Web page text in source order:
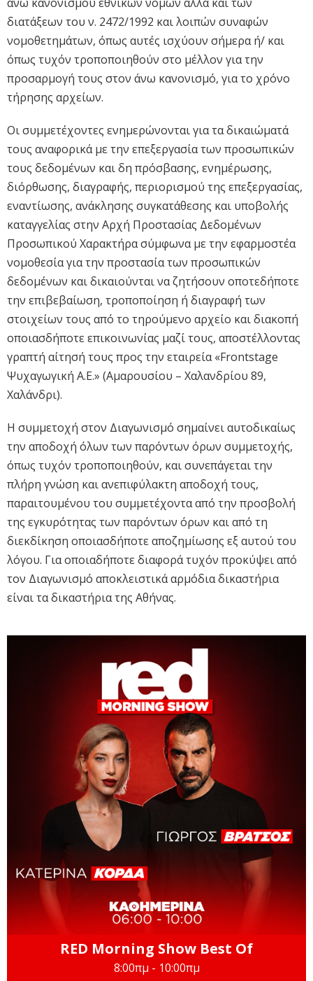
διατάξεων του ν. 2472/1992 και λοιπών συναφών
νομοθετημάτων, όπως αυτές ισχύουν σήμερα ή/ και
όπως τυχόν τροποποιηθούν στο μέλλον για την
προσαρμογή τους στον άνω κανονισμό, για το χρόνο
τήρησης αρχείων.
Οι συμμετέχοντες ενημερώνονται για τα δικαιώματά
τους αναφορικά με την επεξεργασία των προσωπικών
τους δεδομένων και δη πρόσβασης, ενημέρωσης,
διόρθωσης, διαγραφής, περιορισμού της επεξεργασίας,
εναντίωσης, ανάκλησης συγκατάθεσης και υποβολής
καταγγελίας στην Αρχή Προστασίας Δεδομένων
Προσωπικού Χαρακτήρα σύμφωνα με την εφαρμοστέα
νομοθεσία για την προστασία των προσωπικών
δεδομένων και δικαιούνται να ζητήσουν οποτεδήποτε
την επιβεβαίωση, τροποποίηση ή διαγραφή των
στοιχείων τους από το τηρούμενο αρχείο και διακοπή
οποιασδήποτε επικοινωνίας μαζί τους, αποστέλλοντας
γραπτή αίτησή τους προς την εταιρεία «Frontstage
Ψυχαγωγική Α.Ε.» (Αμαρουσίου – Χαλανδρίου 89,
Χαλάνδρι).
Η συμμετοχή στον Διαγωνισμό σημαίνει αυτοδικαίως
την αποδοχή όλων των παρόντων όρων συμμετοχής,
όπως τυχόν τροποποιηθούν, και συνεπάγεται την
πλήρη γνώση και ανεπιφύλακτη αποδοχή τους,
παραιτουμένου του συμμετέχοντα από την προσβολή
της εγκυρότητας των παρόντων όρων και από τη
διεκδίκηση οποιασδήποτε αποζημίωσης εξ αυτού του
λόγου. Για οποιαδήποτε διαφορά τυχόν προκύψει από
τον Διαγωνισμό αποκλειστικά αρμόδια δικαστήρια
είναι τα δικαστήρια της Αθήνας.
RED Morning Show Best Of
8:00πμ - 10:00πμ